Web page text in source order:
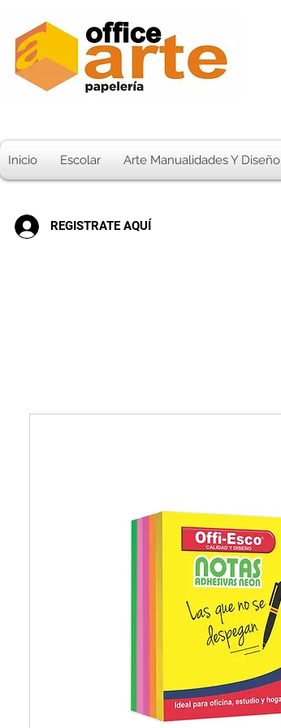
Inicio Escolar Arte Manualidades Y Diseño
REGISTRATE AQUÍ